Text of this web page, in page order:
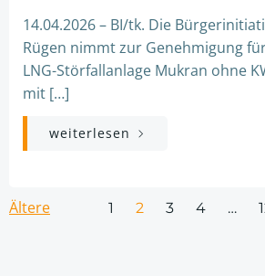
14.04.2026 – BI/tk. Die
Rügen nimmt zur Genehmigung
LNG-Störfallanlage Mukran ohne
mit […]
weiterlesen
Posts
Ältere
Posts
Page
1 Page
2 Page
3 Page
4 …